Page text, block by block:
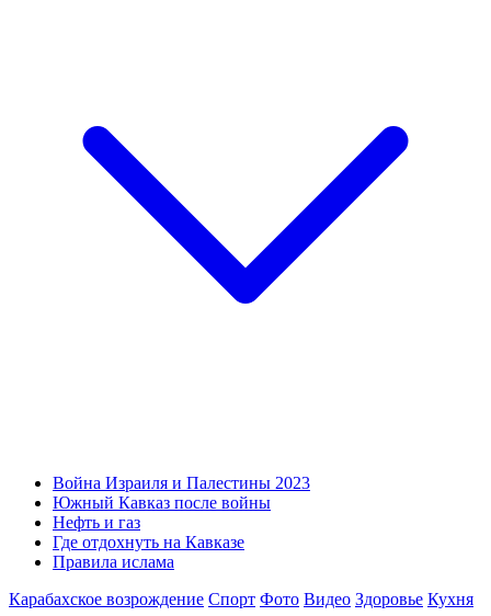
Война Израиля и Палестины 2023
Южный Кавказ после войны
Нефть и газ
Где отдохнуть на Кавказе
Правила ислама
Карабахское возрождение Спорт Фото Видео Здоровье Кухня